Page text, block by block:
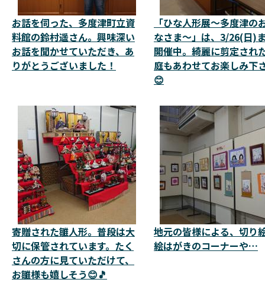
お話を伺った、多度津町立資
料館の鈴村遥さん。興味深い
お話を聞かせていただき、あ
りがとうございました！
「ひな人形展～多度津の
なさま～」は、3/26(日)
開催中。綺麗に剪定され
庭もあわせてお楽しみ下
😊
寄贈された雛人形。普段は大
切に保管されています。たく
さんの方に見ていただけて、
お雛様も嬉しそう😊🎵
地元の皆様による、切り
絵はがきのコーナーや…